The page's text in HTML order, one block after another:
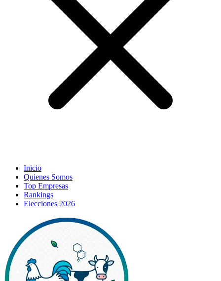
Inicio
Quienes Somos
Top Empresas
Rankings
Elecciones 2026